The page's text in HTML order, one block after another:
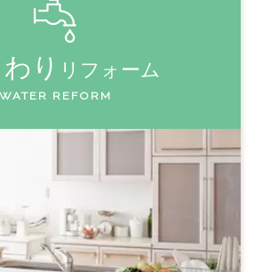
り リフォーム
WATER REFORM